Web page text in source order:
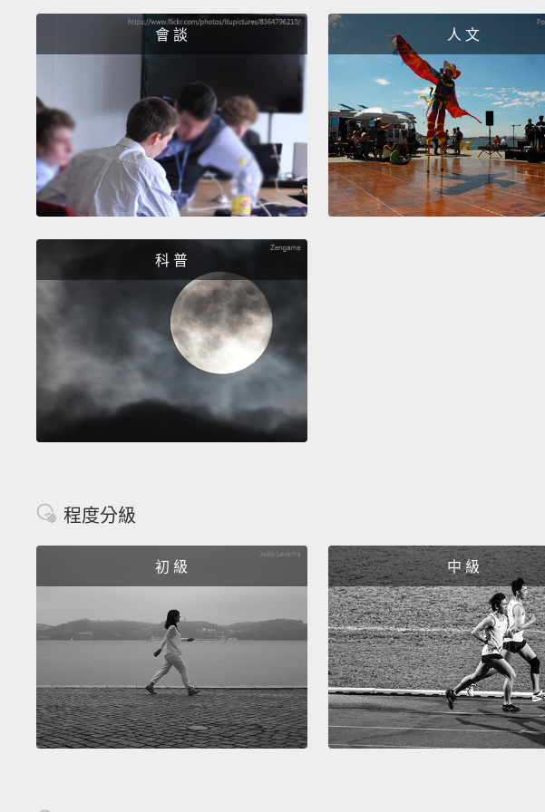
會 談 人 文
科 普
程度分級
初 級 中 級